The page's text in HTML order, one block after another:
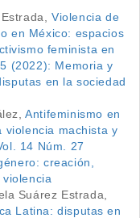
Estrada,Violencia de
en México: espacios
feminista en
(2022): Memoria y
en la sociedad
Antifeminismo en
violencia machista y
14 Núm. 27
creación,
Suárez Estrada,
Latina: disputas en